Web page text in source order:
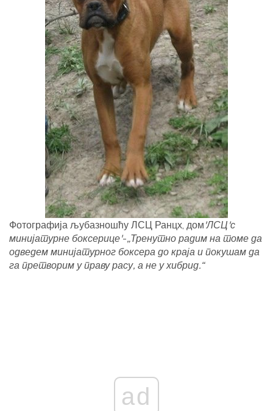
Фотографија љубазношћу ЛСЦ Ранцх, дом 'ЛСЦ'с
минијатурне боксерице'-„Тренутно радим на томе да
одведем минијатурног боксера до краја и покушам да
га претворим у праву расу, а не у хибрид.“
ad